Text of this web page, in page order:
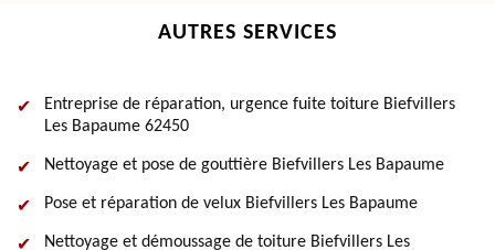
AUTRES SERVICES
Entreprise de réparation, urgence fuite toiture Biefvillers
Les Bapaume 62450
Nettoyage et pose de gouttière Biefvillers Les Bapaume
Pose et réparation de velux Biefvillers Les Bapaume
Nettoyage et démoussage de toiture Biefvillers Les